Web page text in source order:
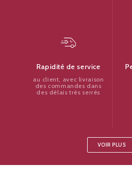
Rapidité de service
au client, avec livraison
des commandes dans
des délais très serrés
VOIR PLUS